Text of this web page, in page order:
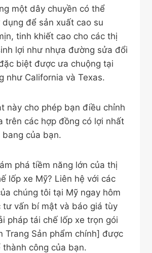
một dây chuyền có thể
để sản xuất cao su
tinh khiết cao cho các thị
lợi như nhựa đường sửa đổi
biệt được ưa chuộng tại
như California và Texas.
này cho phép bạn điều chỉnh
trên các hợp đồng có lợi nhất
của bạn.
phá tiềm năng lớn của thị
lốp xe Mỹ? Liên hệ với các
chúng tôi tại Mỹ ngay hôm
tư vấn bí mật và báo giá tùy
pháp tái chế lốp xe trọn gói
Trang Sản phẩm chính] được
công của bạn.